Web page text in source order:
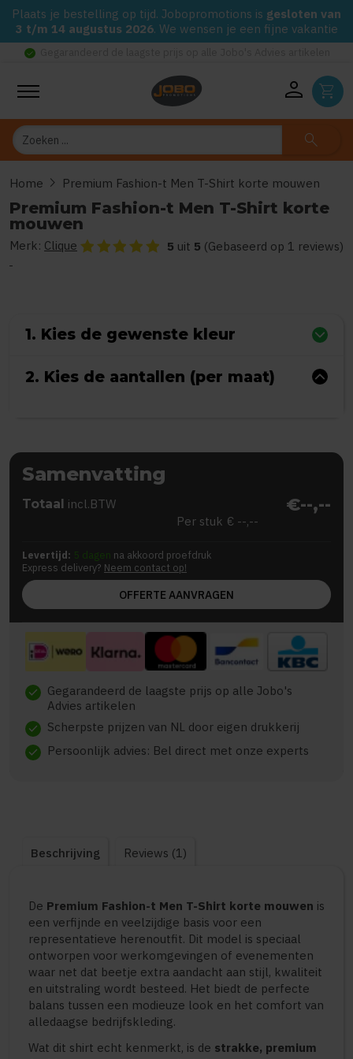
Plaats je bestelling op tijd. Jobopromotions is gesloten van
3 t/m 14 augustus 2026. We wensen je een fijne vakantie
check_circle
person shopping_cart
Zoeken search
Home chevron_right Premium Fashion-t Men T-Shirt korte mouwen
Premium Fashion-t Men T-Shirt korte
mouwen
Merk: Clique De beoordeling van dit product is5 van de 5
5 uit 5 (Gebaseerd op 1 reviews)
1. Kies de gewenste kleur
2. Kies de aantallen (per maat)
Samenvatting
Totaal incl.BTW €--,--
Per stuk € --,--
Levertijd: 5 dagen na akkoord proefdruk
Express delivery? Neem contact op!
OFFERTE AANVRAGEN
check Gegarandeerd de laagste prijs op alle Jobo's
Advies artikelen
check Scherpste prijzen van NL door eigen drukkerij
check Persoonlijk advies: Bel direct met onze experts
Beschrijving Reviews (1)
De Premium Fashion-t Men T-Shirt korte mouwen is
een verfijnde en veelzijdige basis voor een
representatieve herenoutfit. Dit model is speciaal
ontworpen voor werkomgevingen of evenementen
waar net dat beetje extra aandacht aan stijl, kwaliteit
en uitstraling wordt besteed. Het biedt de perfecte
balans tussen een modieuze look en het comfort van
alledaagse bedrijfskleding.
Wat dit shirt echt kenmerkt, is de strakke, premium